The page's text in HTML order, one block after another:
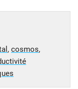
, cosmos,